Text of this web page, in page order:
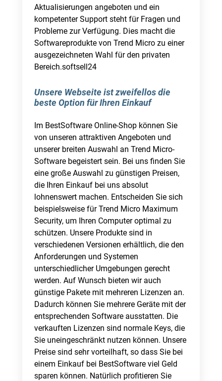
Aktualisierungen angeboten und ein
kompetenter Support steht für Fragen und
Probleme zur Verfügung. Dies macht die
Softwareprodukte von Trend Micro zu einer
ausgezeichneten Wahl für den privaten
Bereich.softsell24
Unsere Webseite ist zweifellos die
beste Option für Ihren Einkauf
Im BestSoftware Online-Shop können Sie
von unseren attraktiven Angeboten und
unserer breiten Auswahl an Trend Micro-
Software begeistert sein. Bei uns finden Sie
eine große Auswahl zu günstigen Preisen,
die Ihren Einkauf bei uns absolut
lohnenswert machen. Entscheiden Sie sich
beispielsweise für Trend Micro Maximum
Security, um Ihren Computer optimal zu
schützen. Unsere Produkte sind in
verschiedenen Versionen erhältlich, die den
Anforderungen und Systemen
unterschiedlicher Umgebungen gerecht
werden. Auf Wunsch bieten wir auch
günstige Pakete mit mehreren Lizenzen an.
Dadurch können Sie mehrere Geräte mit der
entsprechenden Software ausstatten. Die
verkauften Lizenzen sind normale Keys, die
Sie uneingeschränkt nutzen können. Unsere
Preise sind sehr vorteilhaft, so dass Sie bei
einem Einkauf bei BestSoftware viel Geld
sparen können. Natürlich profitieren Sie